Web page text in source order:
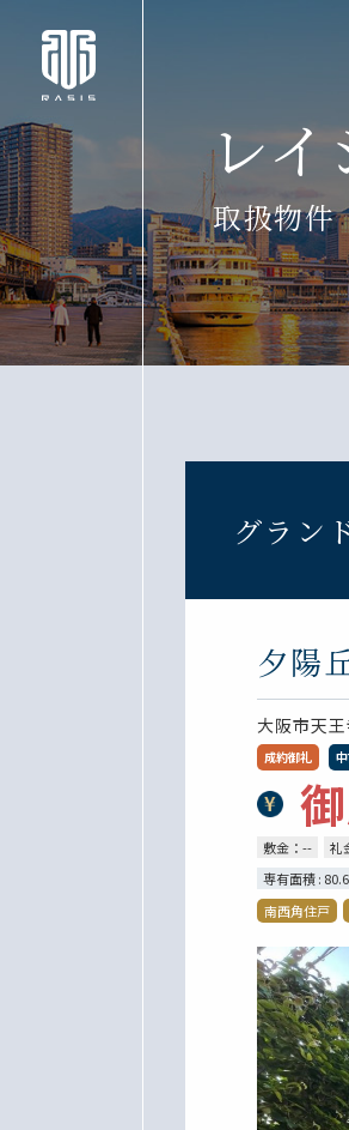
レイ
取扱物件
グラン
夕陽
大阪市天
成約御礼
敷金：--
礼
専有面積 :
南西角住戸